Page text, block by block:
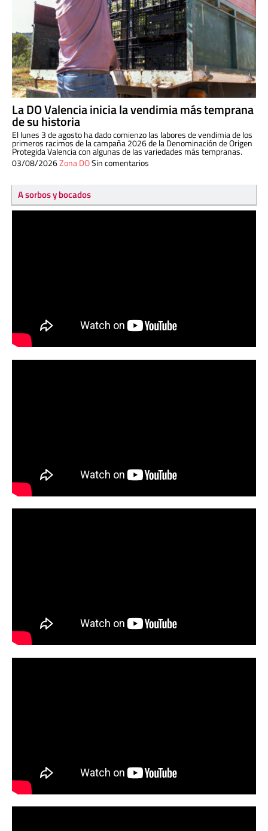
La DO Valencia inicia la vendimia más temprana
de su historia
El lunes 3 de agosto ha dado comienzo las labores de vendimia de los
primeros racimos de la campaña 2026 de la Denominación de Origen
Protegida Valencia con algunas de las variedades más tempranas.
03/08/2026Zona DOSin comentarios
A sorbos y bocados